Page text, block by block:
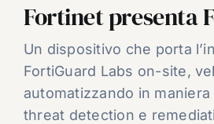
CARRIERE
VIDEO
EVENTI
CHI SIAMO
Fortinet presenta
Un dispositivo che porta
FortiGuard Labs on-site,
automatizzando in
threat detection e